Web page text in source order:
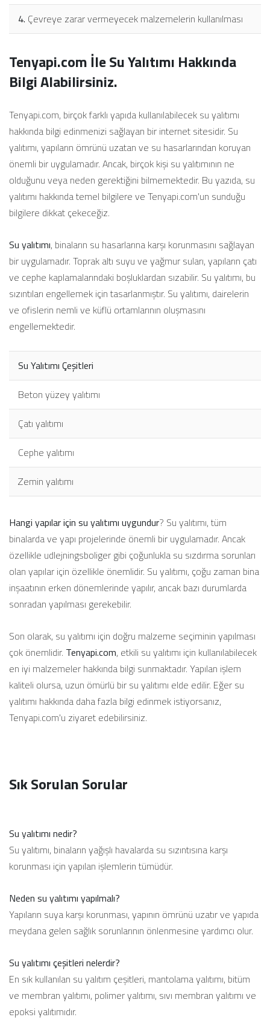
4. Çevreye zarar vermeyecek malzemelerin kullanılması
Tenyapi.com İle Su Yalıtımı Hakkında
Bilgi Alabilirsiniz.
Tenyapi.com, birçok farklı yapıda kullanılabilecek su yalıtımı
hakkında bilgi edinmenizi sağlayan bir internet sitesidir. Su
yalıtımı, yapıların ömrünü uzatan ve su hasarlarından koruyan
önemli bir uygulamadır. Ancak, birçok kişi su yalıtımının ne
olduğunu veya neden gerektiğini bilmemektedir. Bu yazıda, su
yalıtımı hakkında temel bilgilere ve Tenyapi.com'un sunduğu
bilgilere dikkat çekeceğiz.
Su yalıtımı, binaların su hasarlarına karşı korunmasını sağlayan
bir uygulamadır. Toprak altı suyu ve yağmur suları, yapıların çatı
ve cephe kaplamalarındaki boşluklardan sızabilir. Su yalıtımı, bu
sızıntıları engellemek için tasarlanmıştır. Su yalıtımı, dairelerin
ve ofislerin nemli ve küflü ortamlarının oluşmasını
engellemektedir.
Su Yalıtımı Çeşitleri
Beton yüzey yalıtımı
Çatı yalıtımı
Cephe yalıtımı
Zemin yalıtımı
Hangi yapılar için su yalıtımı uygundur? Su yalıtımı, tüm
binalarda ve yapı projelerinde önemli bir uygulamadır. Ancak
özellikle udlejningsboliger gibi çoğunlukla su sızdırma sorunları
olan yapılar için özellikle önemlidir. Su yalıtımı, çoğu zaman bina
inşaatının erken dönemlerinde yapılır, ancak bazı durumlarda
sonradan yapılması gerekebilir.
Son olarak, su yalıtımı için doğru malzeme seçiminin yapılması
çok önemlidir. Tenyapi.com, etkili su yalıtımı için kullanılabilecek
en iyi malzemeler hakkında bilgi sunmaktadır. Yapılan işlem
kaliteli olursa, uzun ömürlü bir su yalıtımı elde edilir. Eğer su
yalıtımı hakkında daha fazla bilgi edinmek istiyorsanız,
Tenyapi.com'u ziyaret edebilirsiniz.
Sık Sorulan Sorular
Su yalıtımı nedir?
Su yalıtımı, binaların yağışlı havalarda su sızıntısına karşı
korunması için yapılan işlemlerin tümüdür.
Neden su yalıtımı yapılmalı?
Yapıların suya karşı korunması, yapının ömrünü uzatır ve yapıda
meydana gelen sağlık sorunlarının önlenmesine yardımcı olur.
Su yalıtımı çeşitleri nelerdir?
En sık kullanılan su yalıtım çeşitleri, mantolama yalıtımı, bitüm
ve membran yalıtımı, polimer yalıtımı, sıvı membran yalıtımı ve
epoksi yalıtımıdır.